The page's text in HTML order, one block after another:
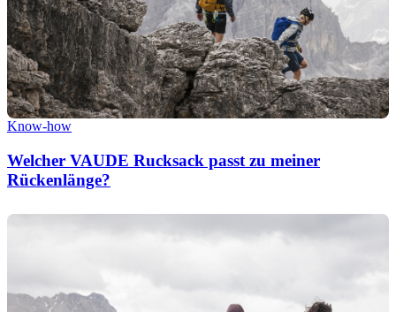
Know-how
Welcher VAUDE Rucksack passt zu meiner
Rückenlänge?